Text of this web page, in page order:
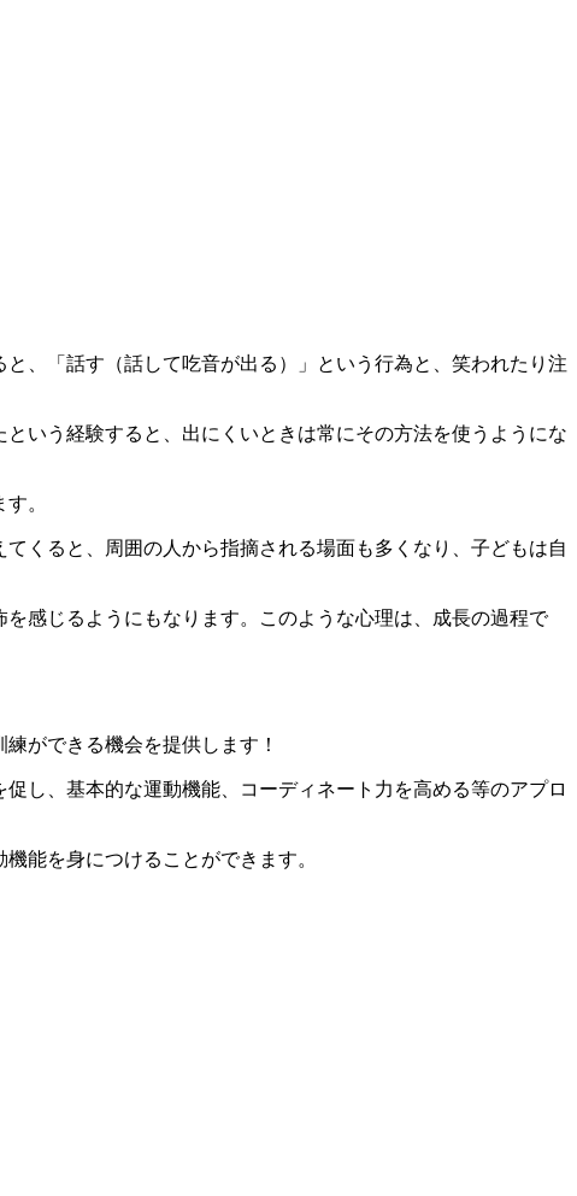
、「話す（話して吃音が出る）」という行為と、笑われたり注
いう経験すると、出にくいときは常にその方法を使うようにな
。
くると、周囲の人から指摘される場面も多くなり、子どもは自
感じるようにもなります。このような心理は、成長の過程で
ができる機会を提供します！
し、基本的な運動機能、コーディネート力を高める等のアプロ
能を身につけることができます。